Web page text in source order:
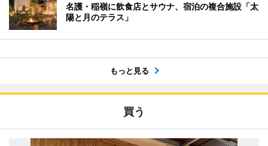
名護・稲嶺に飲食店とサウナ、宿泊の複合施設「太
陽と月のテラス」
もっと見る
買う